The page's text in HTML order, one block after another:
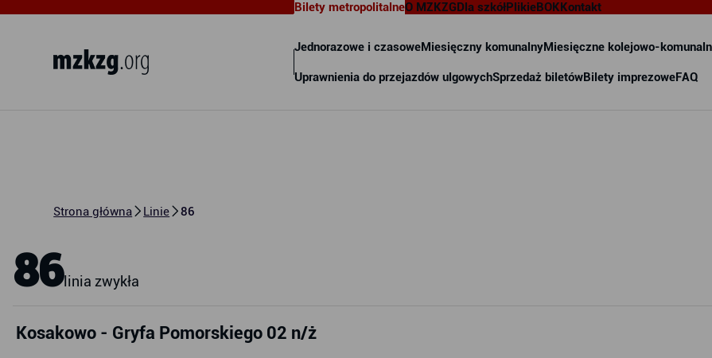
Bilety metropolitalne
Jednorazowe i czasoweMiesięczny komunalnyMiesięczne kolejowo-
Uprawnienia do przejazdów ulgowychSprzedaż biletówBilety imprezoweFAQ
O MZKZGDla szkółPlikieBOKKontakt
Strona główna Linie 86
86linia zwykła
Kosakowo - Gryfa Pomorskiego 02 n/ż